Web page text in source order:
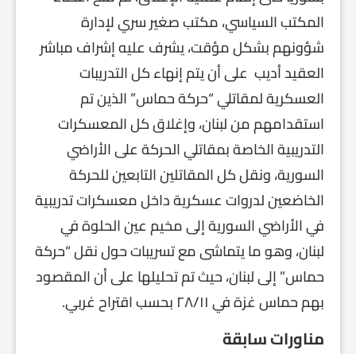
المكتب السياسي، مكتب صغير سري لإدارة
شؤونهم بشكل مؤقت، يشرف عليه إشراف مباشر
العقيد أديب على أن يتم إنهاء كل التدريبات
العسكرية لمقاتلي “حركة حماس” الذين تم
استقدامهم من لبنان، وإغلاق كل المعسكرات
التدريبية الخاصة بمقاتلي الحركة على الأراضي
السورية، ونقل كل المقاتلين التابعين للحركة
الخاضعين لدروات عسكرية داخل معسكرات تدريبية
في الأراضي السورية إلى مخيم عين الحلوة في
لبنان، وهو ما يتماشى مع تسريبات حول نقل “حركة
حماس” إلى لبنان، حيث تم تحليلها على أن المقصود
بهم حماس غزة في ٢٨/١١ بحسب اقتراح غربي.
مناورات سابقة